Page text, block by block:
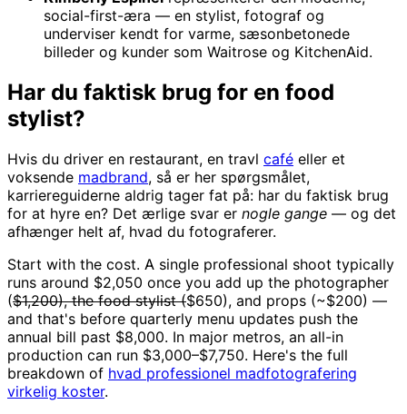
social-first-æra — en stylist, fotograf og
underviser kendt for varme, sæsonbetonede
billeder og kunder som Waitrose og KitchenAid.
Har du faktisk brug for en food
stylist?
Hvis du driver en restaurant, en travl café eller et
voksende madbrand, så er her spørgsmålet,
karriereguiderne aldrig tager fat på: har du faktisk brug
for at hyre en? Det ærlige svar er nogle gange — og det
afhænger helt af, hvad du fotograferer.
Start with the cost. A single professional shoot typically
runs around $2,050 once you add up the photographer
($1,200), the food stylist ($650), and props (~$200) —
and that's before quarterly menu updates push the
annual bill past $8,000. In major metros, an all-in
production can run $3,000–$7,750. Here's the full
breakdown of hvad professionel madfotografering
virkelig koster.